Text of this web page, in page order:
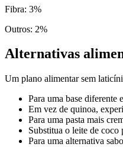
Fibra: 3%
Outros: 2%
Alternativas
Um plano alimentar sem
Para uma base diferente
Em vez de quinoa,
Para uma pasta mais
Substitua o leite de coco
Para uma alternativa